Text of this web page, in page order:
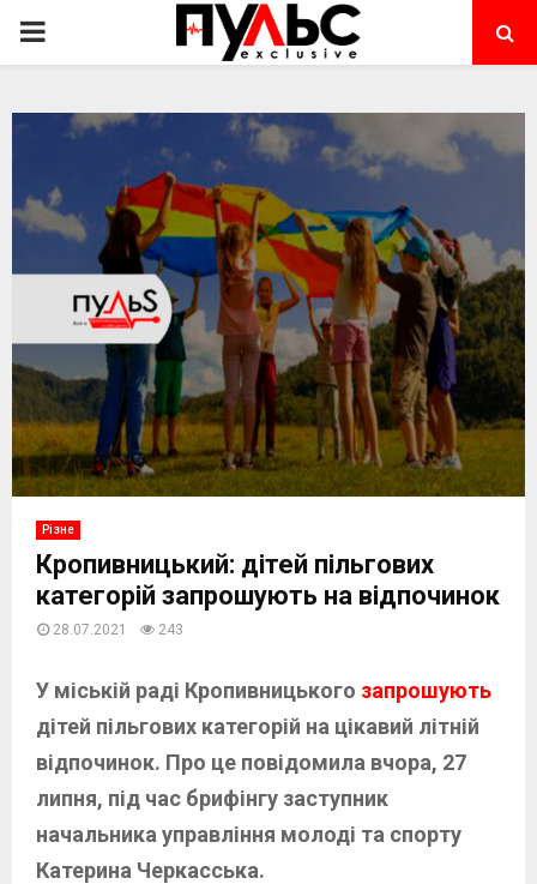
PRIMARY
Різне
Кропивницький: дітей пільгових
категорій запрошують на відпочинок
28.07.2021 243
У міській раді Кропивницького запрошують
дітей пільгових категорій на цікавий літній
відпочинок. Про це повідомила вчора, 27
липня, під час брифінгу заступник
начальника управління молоді та спорту
Катерина Черкасська.